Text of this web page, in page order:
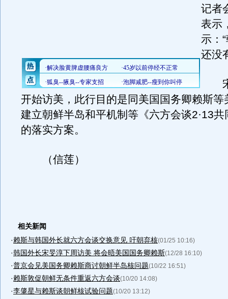
记者
表示
示：
还没
宋
开始访美，此行目的是同美国国务卿赖斯等
建立朝鲜半岛和平机制等《六方会谈2·13
的落实方案。
（信莲）
相关新闻
·赖斯与韩国外长就六方会谈交换意见 吁朝弃核(01/25 10:16)
·韩国外长宋旻淳下周访美 将会晤美国国务卿赖斯(12/28 16:10)
·普京会见美国务卿赖斯商讨朝鲜半岛核问题(10/22 16:51)
·赖斯敦促朝鲜无条件重返六方会谈(10/20 14:08)
·李肇星与赖斯谈朝鲜核试验问题(10/20 13:12)